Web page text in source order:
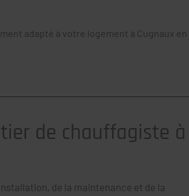
adapté à votre logement à Cugnaux en
de chauffagiste à
de la maintenance et de la